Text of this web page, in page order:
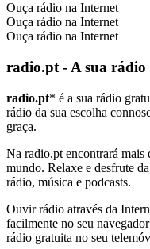
Ouça rádio na Internet
Ouça rádio na Internet
Ouça rádio na Internet
radio.pt - A sua
radio.pt* é a sua rádio
rádio da sua escolha
graça.
Na radio.pt encontrará mais
mundo. Relaxe e desfrute
rádio, música e podcasts.
Ouvir rádio através da
facilmente no seu
rádio gratuita no seu